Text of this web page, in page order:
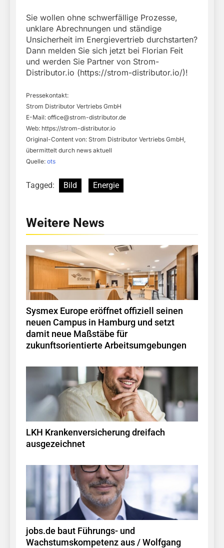
Sie wollen ohne schwerfällige Prozesse,
unklare Abrechnungen und ständige
Unsicherheit im Energievertrieb durchstarten?
Dann melden Sie sich jetzt bei Florian Feit
und werden Sie Partner von Strom-
Distributor.io (https://strom-distributor.io/)!
Pressekontakt:
Strom Distributor Vertriebs GmbH
E-Mail: office@strom-distributor.de
Web: https://strom-distributor.io
Original-Content von: Strom Distributor Vertriebs GmbH,
übermittelt durch news aktuell
Quelle: ots
Tagged: Bild Energie
Weitere News
Sysmex Europe eröffnet offiziell seinen
neuen Campus in Hamburg und setzt
damit neue Maßstäbe für
zukunftsorientierte Arbeitsumgebungen
LKH Krankenversicherung dreifach
ausgezeichnet
jobs.de baut Führungs- und
Wachstumskompetenz aus / Wolfgang